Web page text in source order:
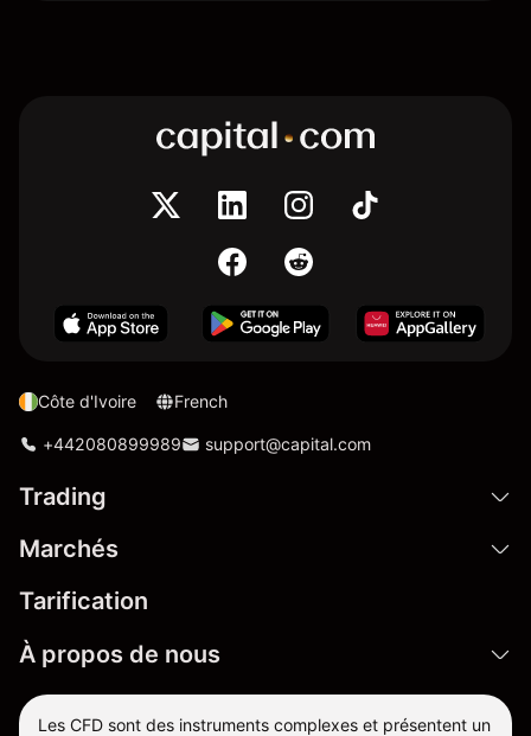
Côte d'Ivoire French
+442080899989 support@capital.com
Trading
Marchés
Tarification
À propos de nous
Les CFD sont des instruments complexes et présentent un